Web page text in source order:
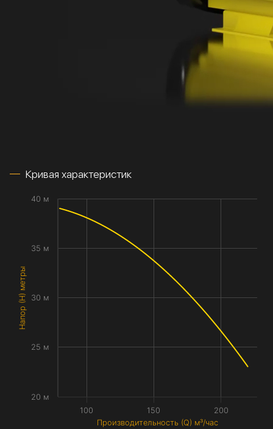
Кривая характеристик
Производительность (Q) м³/час
Напор (H) метры
100 150 200
20 м
25 м
30 м
35 м
40 м